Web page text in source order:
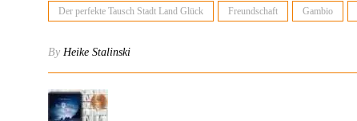
Der perfekte Tausch Stadt Land Glück Freundschaft Gambio
By Heike Stalinski